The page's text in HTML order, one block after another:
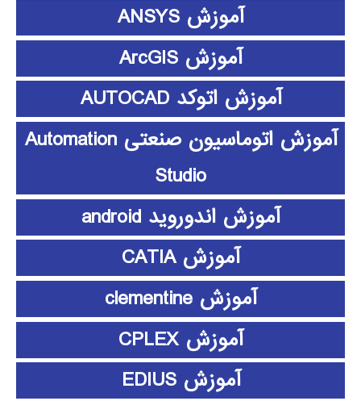
آموزش ANSYS
آموزش ArcGIS
آموزش اتوکد AUTOCAD
آموزش اتوماسیون صنعتی Automation
Studio
آموزش اندوروید android
آموزش CATIA
آموزش clementine
آموزش CPLEX
آموزش EDIUS